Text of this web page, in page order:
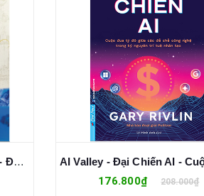
Công Thức Áo Dài Ly Vuông - Đỗ Trịnh Hoài Nam
176.800₫ 208.000₫